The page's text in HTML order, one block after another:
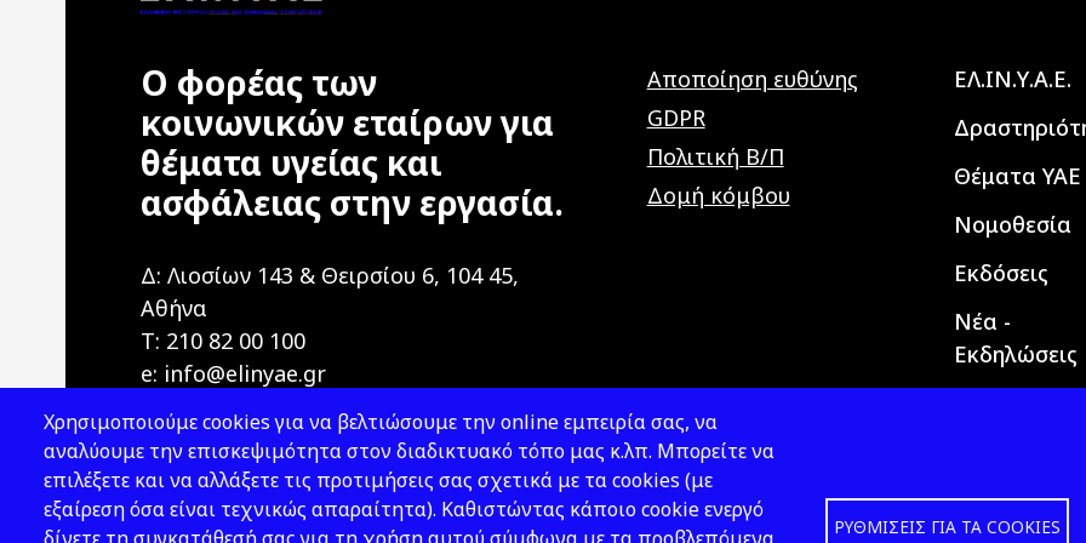
Ο φορέας των
κοινωνικών εταίρων για
θέματα υγείας και
ασφάλειας στην εργασία.
Δ: Λιοσίων 143 & Θειρσίου 6, 104 45,
Αθήνα
T: 210 82 00 100
e: info@elinyae.gr
Αποποίηση ευθύνης
GDPR
Πολιτική Β/Π
Δομή κόμβου
Main
ΕΛ.ΙΝ.Υ.Α.Ε.
Θέματα ΥΑΕ
Νομοθεσία
Εκδόσεις
Νέα -
Εκδηλώσεις
Χρησιμοποιούμε cookies για να βελτιώσουμε την online εμπειρία σας, να
αναλύουμε την επισκεψιμότητα στον διαδικτυακό τόπο μας κ.λπ. Μπορείτε να
επιλέξετε και να αλλάξετε τις προτιμήσεις σας σχετικά με τα cookies (με
εξαίρεση όσα είναι τεχνικώς απαραίτητα). Καθιστώντας κάποιο cookie ενεργό
ΡΥΘΜΊΣΕΙΣ ΓΙΑ ΤΑ COOKIES